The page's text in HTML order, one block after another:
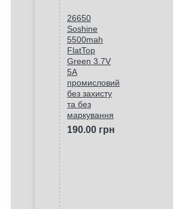
26650
Soshine
5500mah
FlatTop
Green 3.7V
5A
промисловий
без захисту
та без
маркування
190.00 грн